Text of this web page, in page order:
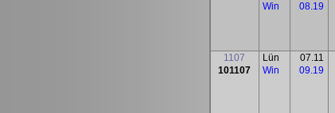
Win
08.19
1107
101107
Lün
Win
07.11
09.19